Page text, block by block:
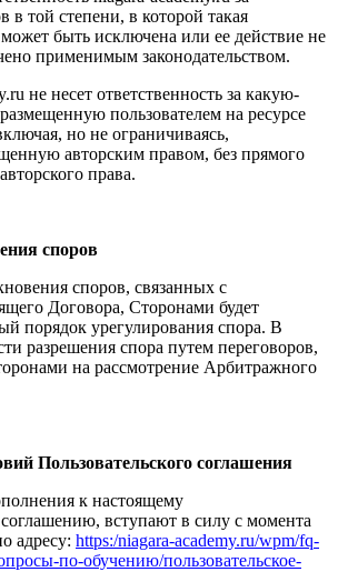
в той степени, в которой такая
может быть исключена или ее действие не
применимым законодательством.
не несет ответственность за какую-
пользователем на ресурсе
но не ограничиваясь,
авторским правом, без прямого
права.
споров
споров, связанных с
Договора, Сторонами будет
порядок урегулирования спора. В
разрешения спора путем переговоров,
на рассмотрение Арбитражного
Пользовательского соглашения
к настоящему
вступают в силу с момента
адресу: https:/niagara-academy.ru/wpm/fq-
по-обучению/пользовательское-